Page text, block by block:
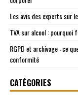
Les avis des experts sur
TVA sur alcool :
RGPD et archivage : ce
conformité
CATÉGORIES